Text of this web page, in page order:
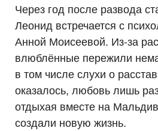
Через год после развода
Леонид встречается с
Анной Моисеевой. Из-за
влюблённые пережили
в том числе слухи о
оказалось, любовь лишь
отдыхая вместе на
создали новую жизнь.